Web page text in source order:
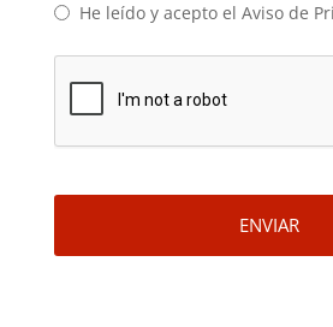
He leído y acepto el Aviso de
ENVIAR